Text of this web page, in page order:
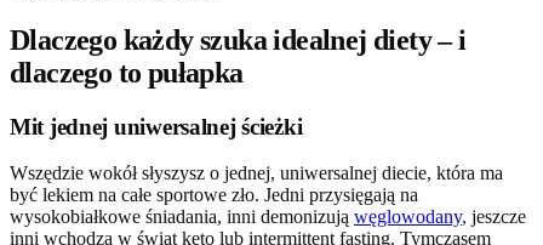
Dlaczego każdy szuka idealnej diety – i
dlaczego to pułapka
Mit jednej uniwersalnej ścieżki
Wszędzie wokół słyszysz o jednej, uniwersalnej diecie, która ma
być lekiem na całe sportowe zło. Jedni przysięgają na
wysokobiałkowe śniadania, inni demonizują węglowodany, jeszcze
inni wchodzą w świat keto lub intermittent fasting. Tymczasem